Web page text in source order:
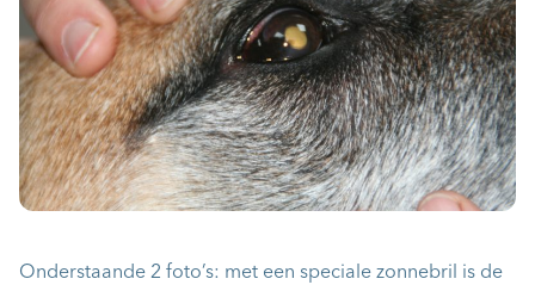
Onderstaande 2 foto’s: met een speciale zonnebril is de